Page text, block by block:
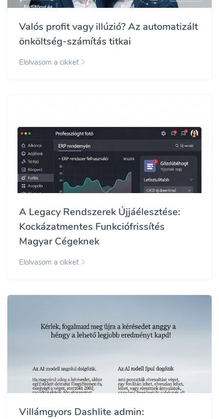
Valós profit vagy illúzió? Az automatizált
önköltség-számítás titkai
Elolvasom a cikket
A Legacy Rendszerek Újjáélesztése:
Kockázatmentes Funkciófrissítés
Magyar Cégeknek
Elolvasom a cikket
Villámgyors Dashlite admin: